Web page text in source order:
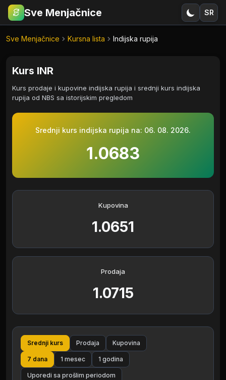
€RSD Sve Menjačnice SR
Sve Menjačnice Kursna lista Indijska rupija
Kurs INR
Kurs prodaje i kupovine indijska rupija i srednji kurs indijska
rupija od NBS sa istorijskim pregledom
Srednji kurs indijska rupija na: 06. 08. 2026.
1.0683
Kupovina
1.0651
Prodaja
1.0715
Srednji kurs Prodaja Kupovina
7 dana 1 mesec 1 godina
Uporedi sa prošlim periodom